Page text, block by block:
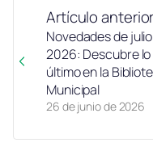
Artículo anterior
26 de junio de 2026
Novedades de julio
2026: Descubre lo
último en la
Municipal